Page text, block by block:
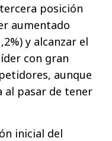
posición
aumentado
y alcanzar el
con gran
aunque
al pasar de tener
inicial del